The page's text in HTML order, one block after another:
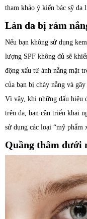
tham khảo ý kiến bác sỹ da
Làn da bị rám
Nếu bạn không sử dụng
lượng SPF không đủ sẽ
động xấu từ ánh nắng mặt
của bạn bị cháy nắng và
Vì vậy, khi những dấu hiệu
trên da, bạn cần triển khai
sử dụng các loại “mỹ phẩm
Quầng thâm dưới